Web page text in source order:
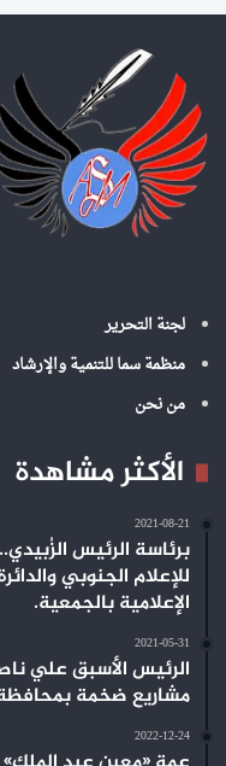
لجنة التحرير
منظمة سما للتنمية والإرشاد
من نحن
الأكثر مشاهدة
2021-08-21
برئاسة الرئيس
للإعلام الجنوبي
الإعلامية بالجمعية.
2021-05-31
الرئيس الأسبق علي
مشاريع ضخمة
2022-12-24